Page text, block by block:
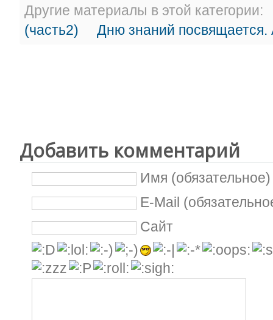
Другие материалы в этой категории:
(часть2)
Дню знаний посвящается.
Добавить комментарий
Имя (обязательное)
E-Mail
Сайт